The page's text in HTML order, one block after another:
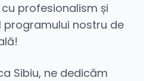
profesionalism și
nostru de
Sibiu, ne dedicăm